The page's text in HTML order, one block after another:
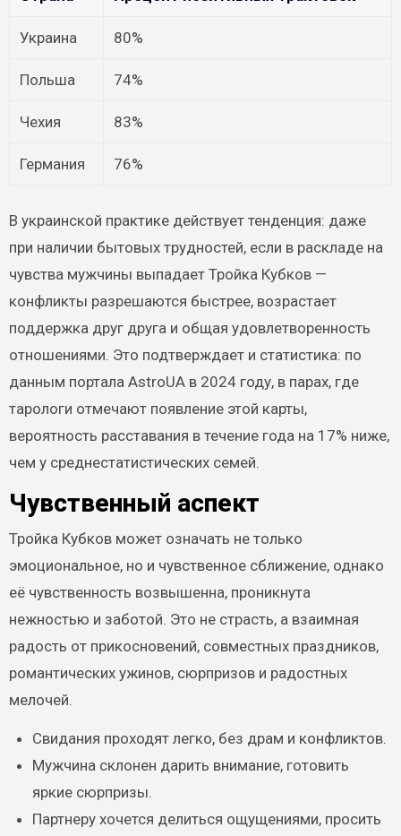
Украина 80%
Польша 74%
Чехия 83%
Германия 76%
В украинской практике действует тенденция: даже
при наличии бытовых трудностей, если в раскладе на
чувства мужчины выпадает Тройка Кубков —
конфликты разрешаются быстрее, возрастает
поддержка друг друга и общая удовлетворенность
отношениями. Это подтверждает и статистика: по
данным портала AstroUA в 2024 году, в парах, где
тарологи отмечают появление этой карты,
вероятность расставания в течение года на 17% ниже,
чем у среднестатистических семей.
Чувственный аспект
Тройка Кубков может означать не только
эмоциональное, но и чувственное сближение, однако
её чувственность возвышенна, проникнута
нежностью и заботой. Это не страсть, а взаимная
радость от прикосновений, совместных праздников,
романтических ужинов, сюрпризов и радостных
мелочей.
Свидания проходят легко, без драм и конфликтов.
Мужчина склонен дарить внимание, готовить
яркие сюрпризы.
Партнеру хочется делиться ощущениями, просить